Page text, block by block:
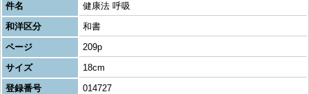
件名
健康法 呼吸
和洋区分
和書
ページ
209p
サイズ
18cm
登録番号
014727